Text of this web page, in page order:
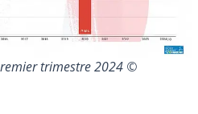
trimestre 2024 ©